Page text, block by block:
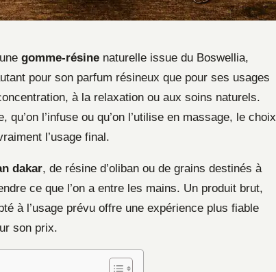
gomme-résine naturelle issue du Boswellia,
pour son parfum résineux que pour ses usages
à la relaxation ou aux soins naturels.
qu’on l’infuse ou qu’on l’utilise en massage, le choix
l’usage final.
dakar, de résine d’oliban ou de grains destinés à
ce que l’on a entre les mains. Un produit brut,
à l’usage prévu offre une expérience plus fiable
son prix.